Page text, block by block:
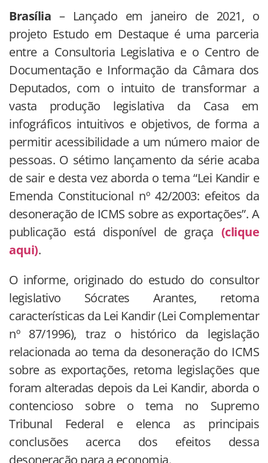
Brasília – Lançado em janeiro de 2021, o
projeto Estudo em Destaque é uma parceria
entre a Consultoria Legislativa e o Centro de
Documentação e Informação da Câmara dos
Deputados, com o intuito de transformar a
vasta produção legislativa da Casa em
infográficos intuitivos e objetivos, de forma a
permitir acessibilidade a um número maior de
pessoas. O sétimo lançamento da série acaba
de sair e desta vez aborda o tema “Lei Kandir e
Emenda Constitucional nº 42/2003: efeitos da
desoneração de ICMS sobre as exportações”. A
publicação está disponível de graça (clique
aqui).
O informe, originado do estudo do consultor
legislativo Sócrates Arantes, retoma
características da Lei Kandir (Lei Complementar
nº 87/1996), traz o histórico da legislação
relacionada ao tema da desoneração do ICMS
sobre as exportações, retoma legislações que
foram alteradas depois da Lei Kandir, aborda o
contencioso sobre o tema no Supremo
Tribunal Federal e elenca as principais
conclusões acerca dos efeitos dessa
desoneração para a economia.